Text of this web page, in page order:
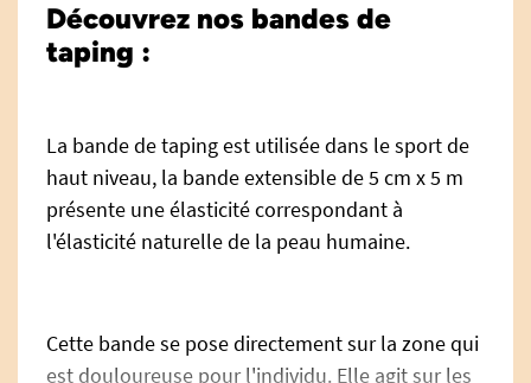
Découvrez nos bandes de
taping :
La bande de taping est utilisée dans le sport de
haut niveau, la bande extensible de 5 cm x 5 m
présente une élasticité correspondant à
l'élasticité naturelle de la peau humaine.
Cette bande se pose directement sur la zone qui
est douloureuse pour l'individu. Elle agit sur les